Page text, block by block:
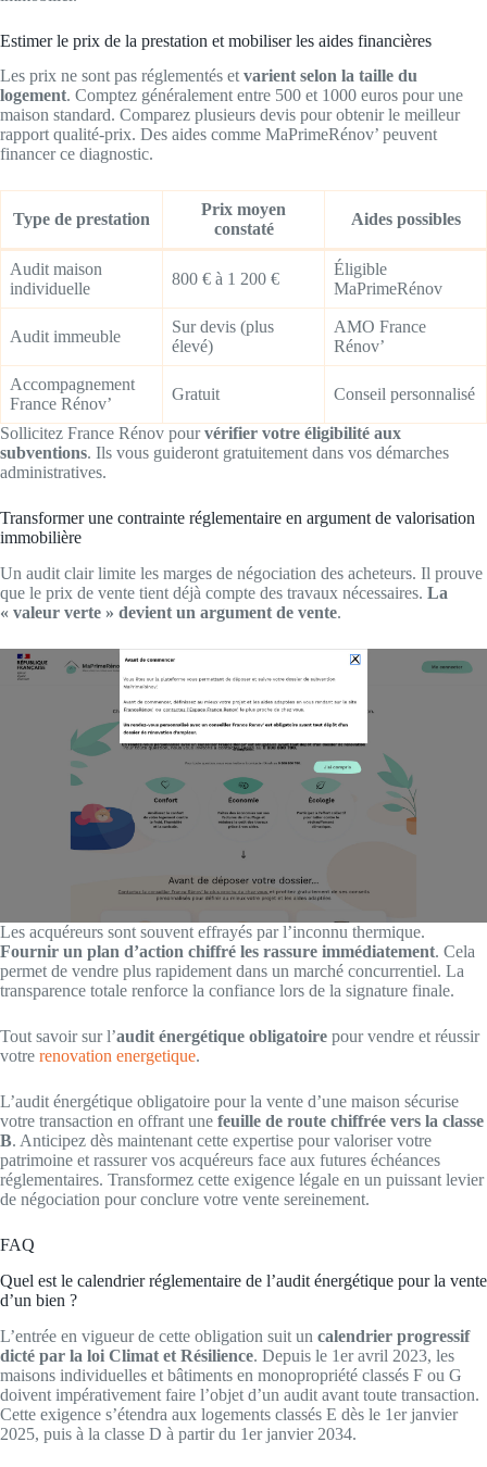
Estimer le prix de la prestation et mobiliser les aides financières
Les prix ne sont pas réglementés etvarient selon la taille du
logement. Comptez généralement entre 500 et 1000 euros pour une
maison standard. Comparez plusieurs devis pour obtenir le meilleur
rapport qualité-prix. Des aides comme MaPrimeRénov’ peuvent
financer ce diagnostic.
Type de prestation
Prix moyen
constaté
Aides possibles
Audit maison
individuelle
800 € à 1 200 €
Éligible
MaPrimeRénov
Audit immeuble
Sur devis (plus
élevé)
AMO France
Rénov’
Accompagnement
France Rénov’
Gratuit Conseil personnalisé
Sollicitez France Rénov pourvérifier votre éligibilité aux
subventions. Ils vous guideront gratuitement dans vos démarches
administratives.
Transformer une contrainte réglementaire en argument de valorisation
immobilière
Un audit clair limite les marges de négociation des acheteurs. Il prouve
que le prix de vente tient déjà compte des travaux nécessaires. La
« valeur verte » devient un argument de vente.
Les acquéreurs sont souvent effrayés par l’inconnu thermique.
Fournir un plan d’action chiffré les rassure immédiatement. Cela
permet de vendre plus rapidement dans un marché concurrentiel. La
transparence totale renforce la confiance lors de la signature finale.
Tout savoir sur l’audit énergétique obligatoire pour vendre et réussir
votre renovation energetique.
L’audit énergétique obligatoire pour la vente d’une maison sécurise
votre transaction en offrant une feuille de route chiffrée vers la classe
B. Anticipez dès maintenant cette expertise pour valoriser votre
patrimoine et rassurer vos acquéreurs face aux futures échéances
réglementaires. Transformez cette exigence légale en un puissant levier
de négociation pour conclure votre vente sereinement.
FAQ
Quel est le calendrier réglementaire de l’audit énergétique pour la vente
d’un bien ?
L’entrée en vigueur de cette obligation suit un calendrier progressif
dicté par la loi Climat et Résilience. Depuis le 1er avril 2023, les
maisons individuelles et bâtiments en monopropriété classés F ou G
doivent impérativement faire l’objet d’un audit avant toute transaction.
Cette exigence s’étendra aux logements classés E dès le 1er janvier
2025, puis à la classe D à partir du 1er janvier 2034.